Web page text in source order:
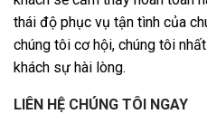
thái độ phục vụ tận tình của
chúng tôi cơ hội, chúng tôi
khách sự hài lòng.
LIÊN HỆ CHÚNG TÔI NGAY